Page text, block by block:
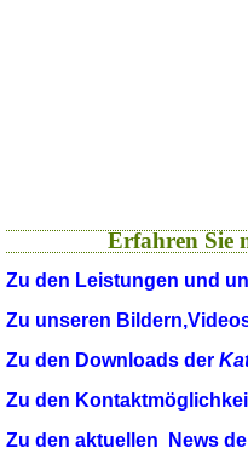
Erfahren Sie
Zu den Leistungen und
Zu unseren
Zu den Downloads der
Zu den
Zu den aktuellen News